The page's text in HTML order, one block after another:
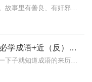
每天2分钟，听小故事学成语。故事里有善良、有奸邪、有坚持、也有勇气。
3分钟成语小故事 | 孩子必学成语+近（反）义词 100个
3分钟听有趣的小故事，帮你一下子就知道成语的来历，了解它的意思以及近义词和反义词。故事虽短却隐藏着大道理，在让我们一起在故事中慢慢成长！